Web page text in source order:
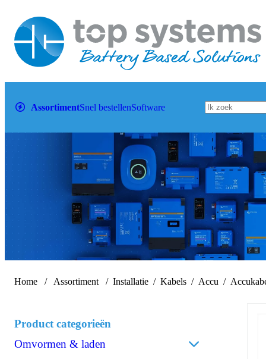
AssortimentSnel bestellenSoftware
Home Assortiment Installatie Kabels Accu
Product categorieën
Omvormen & laden